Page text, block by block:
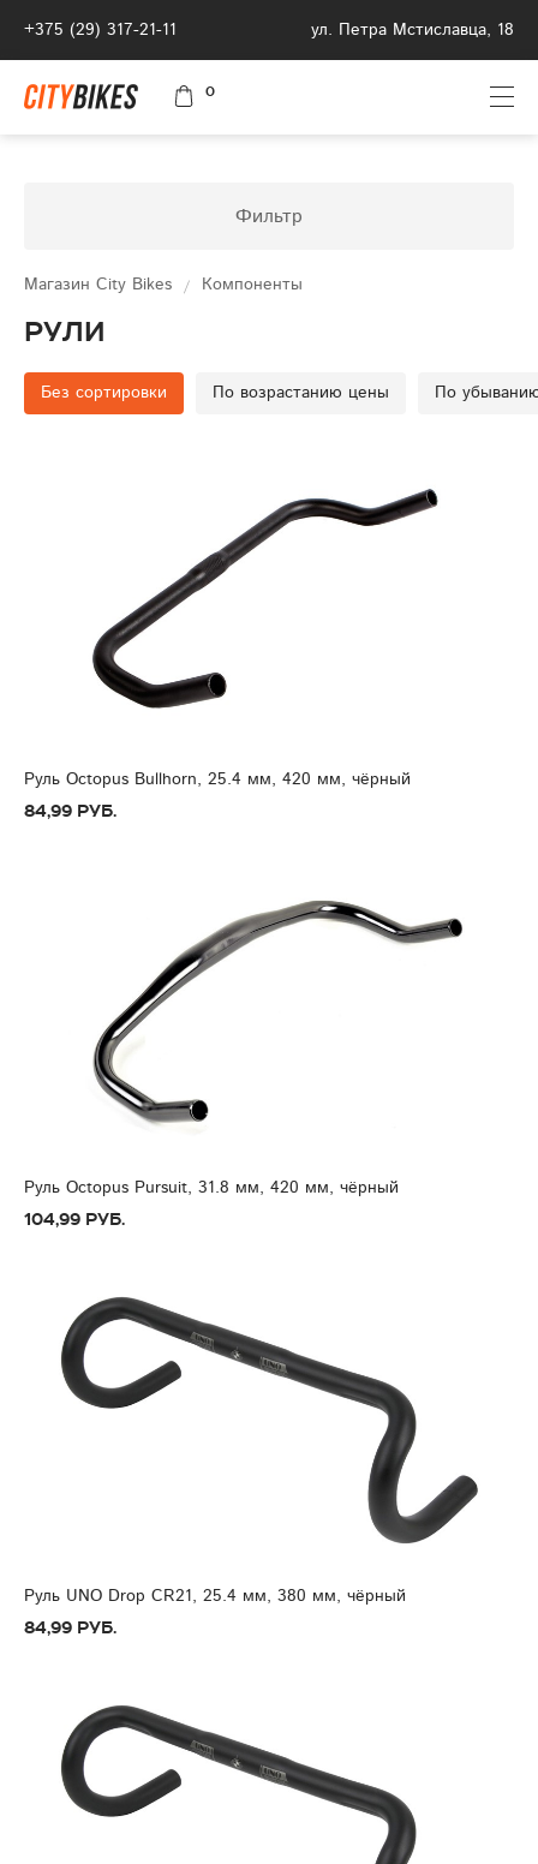
+375 (29) 317-21-11 ул. Петра Мстиславца, 18
0
Фильтр
Магазин City Bikes Компоненты
Рули
Без сортировки По возрастанию цены По
Руль Octopus Bullhorn, 25.4 мм, 420 мм, чёрный
84,99 руб.
Руль Octopus Pursuit, 31.8 мм, 420 мм, чёрный
104,99 руб.
Руль UNO Drop CR21, 25.4 мм, 380 мм, чёрный
84,99 руб.